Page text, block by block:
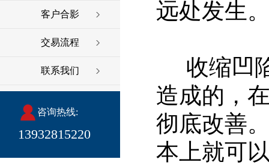
客户合影
交易流程
联系我们
咨询热线:
13932815220
远处发生
收缩凹
造成的，
彻底改善
本上就可